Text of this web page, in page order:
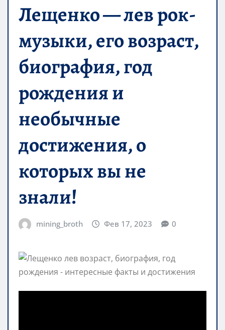
Лещенко — лев рок-
музыки, его возраст,
биография, год
рождения и
необычные
достижения, о
которых вы не
знали!
mining_broth Фев 17, 2023 0